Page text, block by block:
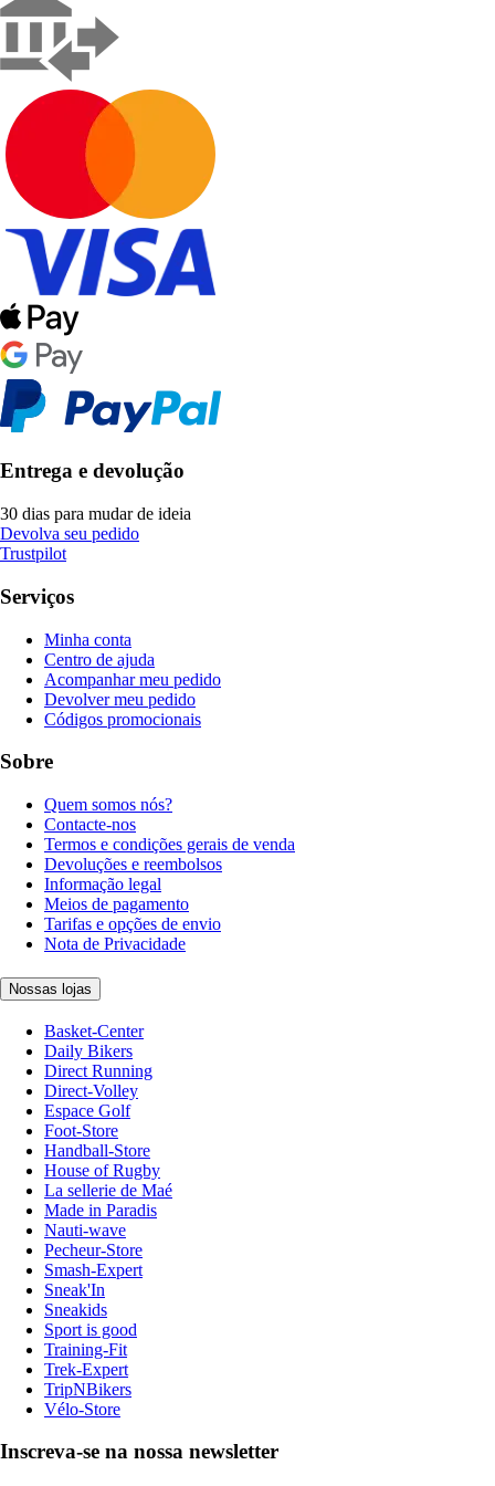
Entrega e devolução
30 dias para mudar de ideia
Devolva seu pedido
Trustpilot
Serviços
Minha conta
Centro de ajuda
Acompanhar meu pedido
Devolver meu pedido
Códigos promocionais
Sobre
Quem somos nós?
Contacte-nos
Termos e condições gerais de venda
Devoluções e reembolsos
Informação legal
Meios de pagamento
Tarifas e opções de envio
Nota de Privacidade
Nossas lojas
Basket-Center
Daily Bikers
Direct Running
Direct-Volley
Espace Golf
Foot-Store
Handball-Store
House of Rugby
La sellerie de Maé
Made in Paradis
Nauti-wave
Pecheur-Store
Smash-Expert
Sneak'In
Sneakids
Sport is good
Training-Fit
Trek-Expert
TripNBikers
Vélo-Store
Inscreva-se na nossa newsletter